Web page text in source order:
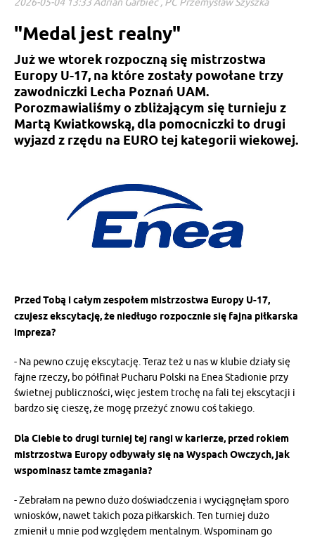
"Medal jest realny"
Już we wtorek rozpoczną się mistrzostwa
Europy U-17, na które zostały powołane trzy
zawodniczki Lecha Poznań UAM.
Porozmawialiśmy o zbliżającym się turnieju z
Martą Kwiatkowską, dla pomocniczki to drugi
wyjazd z rzędu na EURO tej kategorii wiekowej.
Przed Tobą i całym zespołem mistrzostwa Europy U-17,
czujesz ekscytację, że niedługo rozpocznie się fajna piłkarska
impreza?
- Na pewno czuję ekscytację. Teraz też u nas w klubie działy się
fajne rzeczy, bo półfinał Pucharu Polski na Enea Stadionie przy
świetnej publiczności, więc jestem trochę na fali tej ekscytacji i
bardzo się cieszę, że mogę przeżyć znowu coś takiego.
Dla Ciebie to drugi turniej tej rangi w karierze, przed rokiem
mistrzostwa Europy odbywały się na Wyspach Owczych, jak
wspominasz tamte zmagania?
- Zebrałam na pewno dużo doświadczenia i wyciągnęłam sporo
wniosków, nawet takich poza piłkarskich. Ten turniej dużo
zmienił u mnie pod względem mentalnym. Wspominam go